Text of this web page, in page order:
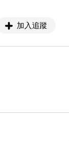
加入追蹤